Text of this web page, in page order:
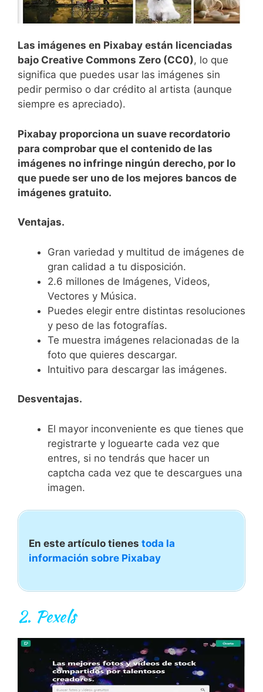
Las imágenes en Pixabay están licenciadas
bajo Creative Commons Zero (CC0), lo que
significa que puedes usar las imágenes sin
pedir permiso o dar crédito al artista (aunque
siempre es apreciado).
Pixabay proporciona un suave recordatorio
para comprobar que el contenido de las
imágenes no infringe ningún derecho, por lo
que puede ser uno de los mejores bancos de
imágenes gratuito.
Ventajas.
Gran variedad y multitud de imágenes de
gran calidad a tu disposición.
2.6 millones de Imágenes, Videos,
Vectores y Música.
Puedes elegir entre distintas resoluciones
y peso de las fotografías.
Te muestra imágenes relacionadas de la
foto que quieres descargar.
Intuitivo para descargar las imágenes.
Desventajas.
El mayor inconveniente es que tienes que
registrarte y loguearte cada vez que
entres, si no tendrás que hacer un
captcha cada vez que te descargues una
imagen.
En este artículo tienes toda la
información sobre Pixabay
2. Pexels